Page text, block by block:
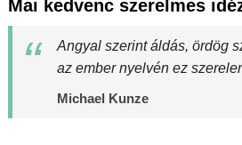
Mai kedvenc szerelmes
Angyal szerint áldás, ördög
az ember nyelvén ez
Michael Kunze